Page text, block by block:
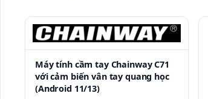
Máy tính cầm tay Chainway C71
với cảm biến vân tay quang học
(Android 11/13)